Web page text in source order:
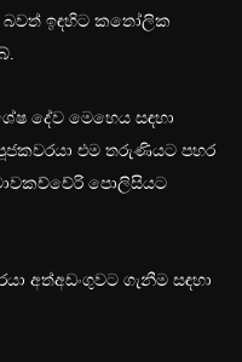
බවත් ඉඳහිට කතෝලික
දේව මෙහෙය සඳහා
එම තරුණියට පහර
පොලිසියට
අත්අඩංගුවට ගැනීම සඳහා